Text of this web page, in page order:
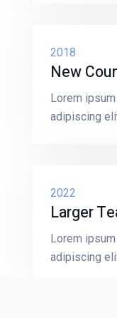
2018
New
Lorem
adipiscing
2022
Larger
Lorem
adipiscing